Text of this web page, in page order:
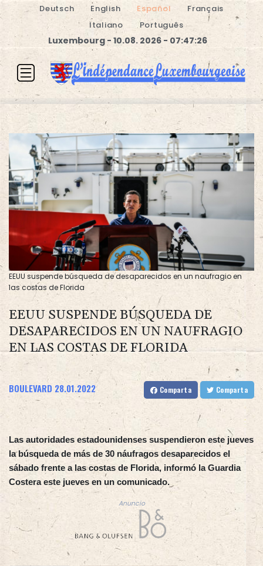
Deutsch English Español
Français
Italiano
Português
Luxembourg - 10.08. 2026 - 07:47:26
EEUU suspende búsqueda de desaparecidos en un naufragio en
las costas de Florida
EEUU SUSPENDE BÚSQUEDA DE
DESAPARECIDOS EN UN NAUFRAGIO
EN LAS COSTAS DE FLORIDA
BOULEVARD 28.01.2022 Comparta Comparta
Las autoridades estadounidenses suspendieron este jueves
la búsqueda de más de 30 náufragos desaparecidos el
sábado frente a las costas de Florida, informó la Guardia
Costera este jueves en un comunicado.
Anuncio